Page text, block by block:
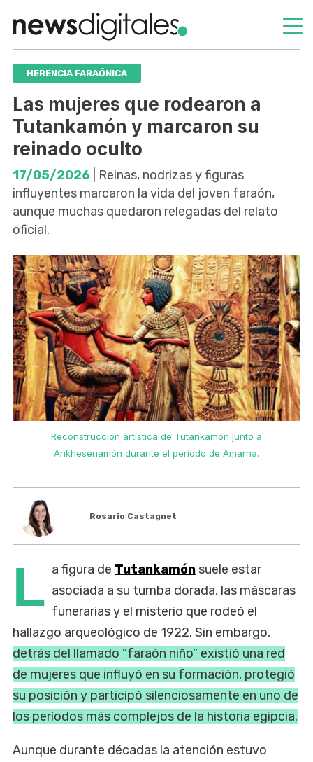
HERENCIA FARAÓNICA
Las mujeres que rodearon a
Tutankamón y marcaron su
reinado oculto
17/05/2026 | Reinas, nodrizas y figuras
influyentes marcaron la vida del joven faraón,
aunque muchas quedaron relegadas del relato
oficial.
Reconstrucción artística de Tutankamón junto a
Ankhesenamón durante el período de Amarna.
Rosario Castagnet
L a figura de Tutankamón suele estar
asociada a su tumba dorada, las máscaras
funerarias y el misterio que rodeó el
hallazgo arqueológico de 1922. Sin embargo,
detrás del llamado “faraón niño” existió una red
de mujeres que influyó en su formación, protegió
su posición y participó silenciosamente en uno de
los períodos más complejos de la historia egipcia.
Aunque durante décadas la atención estuvo